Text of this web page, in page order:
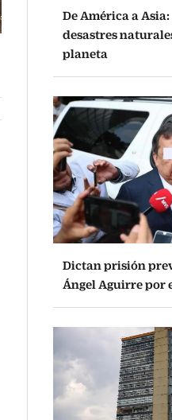
De América a
desastres
planeta
Dictan prisión
Ángel Aguirre por